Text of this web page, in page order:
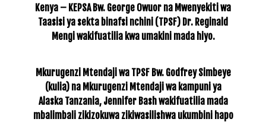
Kenya – KEPSA Bw. George Owuor na Mwenyekiti wa
Taasisi ya sekta binafsi nchini (TPSF) Dr. Reginald
Mengi wakifuatilia kwa umakini mada hiyo.
Mkurugenzi Mtendaji wa TPSF Bw. Godfrey Simbeye
(kulia) na Mkurugenzi Mtendaji wa kampuni ya
Alaska Tanzania, Jennifer Bash wakifuatilia mada
mbalimbali zikizokuwa zikiwasilishwa ukumbini hapo